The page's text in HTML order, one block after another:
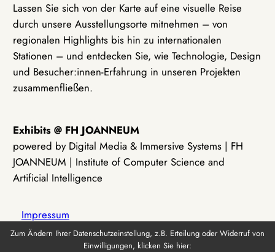
Lassen Sie sich von der Karte auf eine visuelle Reise
durch unsere Ausstellungsorte mitnehmen – von
regionalen Highlights bis hin zu internationalen
Stationen – und entdecken Sie, wie Technologie, Design
und Besucher:innen-Erfahrung in unseren Projekten
zusammenfließen.
Exhibits @ FH JOANNEUM
powered by Digital Media & Immersive Systems | FH
JOANNEUM | Institute of Computer Science and
Artificial Intelligence
Impressum
Zum Ändern Ihrer Datenschutzeinstellung, z.B. Erteilung oder Widerruf von
Einwilligungen, klicken Sie hier: